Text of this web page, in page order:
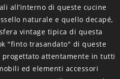
all’interno di queste cucine
naturale e quello decapé,
vintage tipica di questa
"finto trasandato" di queste
attentamente in tutti
ed elementi accessori